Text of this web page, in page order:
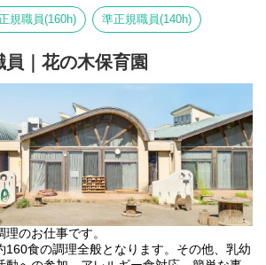
規職員(160h) 準正規職員(140h)
｜花の木保育園
のお仕事です。
160食の調理全般となります。その他、乳幼